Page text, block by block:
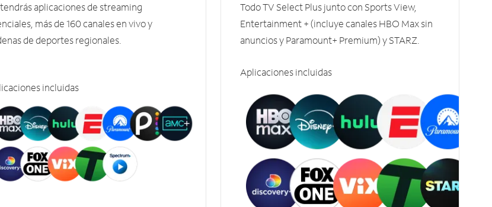
aplicaciones de streaming
más de 160 canales en vivo y
de deportes regionales.
incluidas
Todo TV Select Plus junto con Sports View,
Entertainment + (incluye canales HBO Max sin
anuncios y Paramount+ Premium) y STARZ.
Aplicaciones incluidas